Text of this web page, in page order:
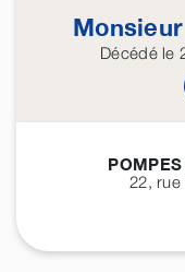
Décédéle
22,